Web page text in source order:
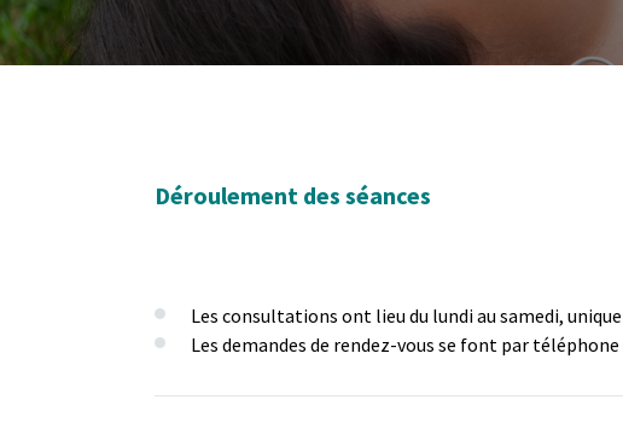
Déroulement des séances
Les consultations ont lieu du lundi au samedi,
Les demandes de rendez-vous se font par